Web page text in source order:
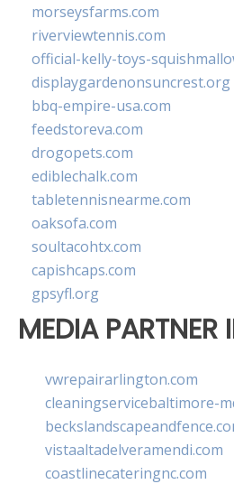
morseysfarms.com
riverviewtennis.com
official-kelly-toys-
displaygardenonsuncrest.org
bbq-empire-usa.com
feedstoreva.com
drogopets.com
ediblechalk.com
tabletennisnearme.com
oaksofa.com
soultacohtx.com
capishcaps.com
gpsyfl.org
MEDIA PARTNER
vwrepairarlington.com
cleaningservicebaltimore-
vistaaltadelveramendi.com
coastlinecateringnc.com